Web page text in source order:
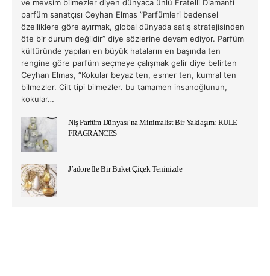
ve mevsim bilmezler diyen dünyaca ünlü Fratelli Diamanti
parfüm sanatçısı Ceyhan Elmas ”Parfümleri bedensel
özelliklere göre ayırmak, global dünyada satış stratejisinden
öte bir durum değildir” diye sözlerine devam ediyor. Parfüm
kültüründe yapılan en büyük hataların en başında ten
rengine göre parfüm seçmeye çalışmak gelir diye belirten
Ceyhan Elmas, ”Kokular beyaz ten, esmer ten, kumral ten
bilmezler. Cilt tipi bilmezler. bu tamamen insanoğlunun,
kokular…
Niş Parfüm Dünyası’na Minimalist Bir Yaklaşım: RULE
FRAGRANCES
J’adore İle Bir Buket Çiçek Teninizde